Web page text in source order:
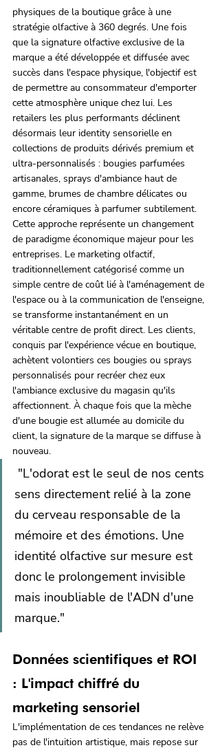
physiques de la boutique grâce à une
stratégie olfactive à 360 degrés. Une fois
que la signature olfactive exclusive de la
marque a été développée et diffusée avec
succès dans l'espace physique, l'objectif est
de permettre au consommateur d'emporter
cette atmosphère unique chez lui. Les
retailers les plus performants déclinent
désormais leur identity sensorielle en
collections de produits dérivés premium et
ultra-personnalisés : bougies parfumées
artisanales, sprays d'ambiance haut de
gamme, brumes de chambre délicates ou
encore céramiques à parfumer subtilement.
Cette approche représente un changement
de paradigme économique majeur pour les
entreprises. Le marketing olfactif,
traditionnellement catégorisé comme un
simple centre de coût lié à l'aménagement de
l'espace ou à la communication de l'enseigne,
se transforme instantanément en un
véritable centre de profit direct. Les clients,
conquis par l'expérience vécue en boutique,
achètent volontiers ces bougies ou sprays
personnalisés pour recréer chez eux
l'ambiance exclusive du magasin qu'ils
affectionnent. À chaque fois que la mèche
d'une bougie est allumée au domicile du
client, la signature de la marque se diffuse à
nouveau.
sens directement relié à la zone
du cerveau responsable de la
mémoire et des émotions. Une
identité olfactive sur mesure est
donc le prolongement invisible
mais inoubliable de l'ADN d'une
marque."
Données scientifiques et ROI
: L'impact chiffré du
marketing sensoriel
L'implémentation de ces tendances ne relève
pas de l'intuition artistique, mais repose sur